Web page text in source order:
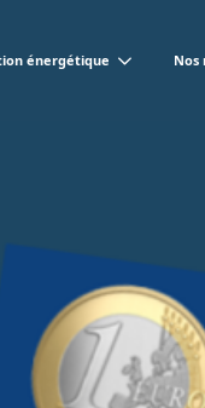
énergétique Nos